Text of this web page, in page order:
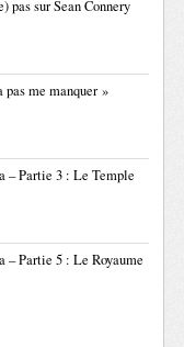
pas sur Sean Connery
pas me manquer »
– Partie 3 : Le Temple
– Partie 5 : Le Royaume